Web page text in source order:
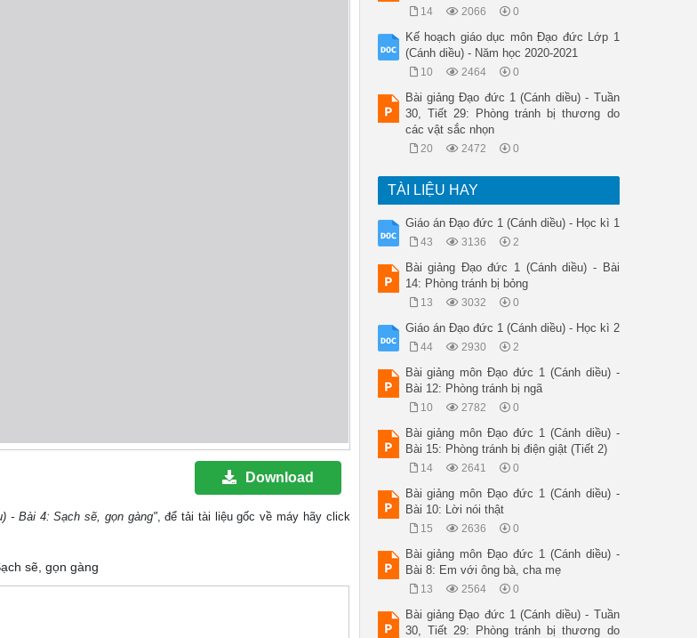
Download
- Bài 4: Sạch sẽ, gọn gàng", để tải tài liệu gốc về máy hãy click
sẽ, gọn gàng
14 2066 0
Kế hoạch giáo dục môn Đạo đức Lớp 1
(Cánh diều) - Năm học 2020-2021
10 2464 0
Bài giảng Đạo đức 1 (Cánh diều) - Tuần
30, Tiết 29: Phòng tránh bị thương do
các vật sắc nhọn
20 2472 0
TÀI LIỆU HAY
Giáo án Đạo đức 1 (Cánh diều) - Học kì 1
43 3136 2
Bài giảng Đạo đức 1 (Cánh diều) - Bài
14: Phòng tránh bị bỏng
13 3032 0
Giáo án Đạo đức 1 (Cánh diều) - Học kì 2
44 2930 2
Bài giảng môn Đạo đức 1 (Cánh diều) -
Bài 12: Phòng tránh bị ngã
10 2782 0
Bài giảng môn Đạo đức 1 (Cánh diều) -
Bài 15: Phòng tránh bị điện giật (Tiết 2)
14 2641 0
Bài giảng môn Đạo đức 1 (Cánh diều) -
Bài 10: Lời nói thật
15 2636 0
Bài giảng môn Đạo đức 1 (Cánh diều) -
Bài 8: Em với ông bà, cha mẹ
13 2564 0
Bài giảng Đạo đức 1 (Cánh diều) - Tuần
30, Tiết 29: Phòng tránh bị thương do